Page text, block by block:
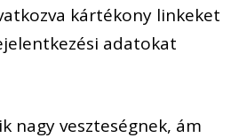
kártékony linkeket
adatokat
nagy veszteségnek, ám